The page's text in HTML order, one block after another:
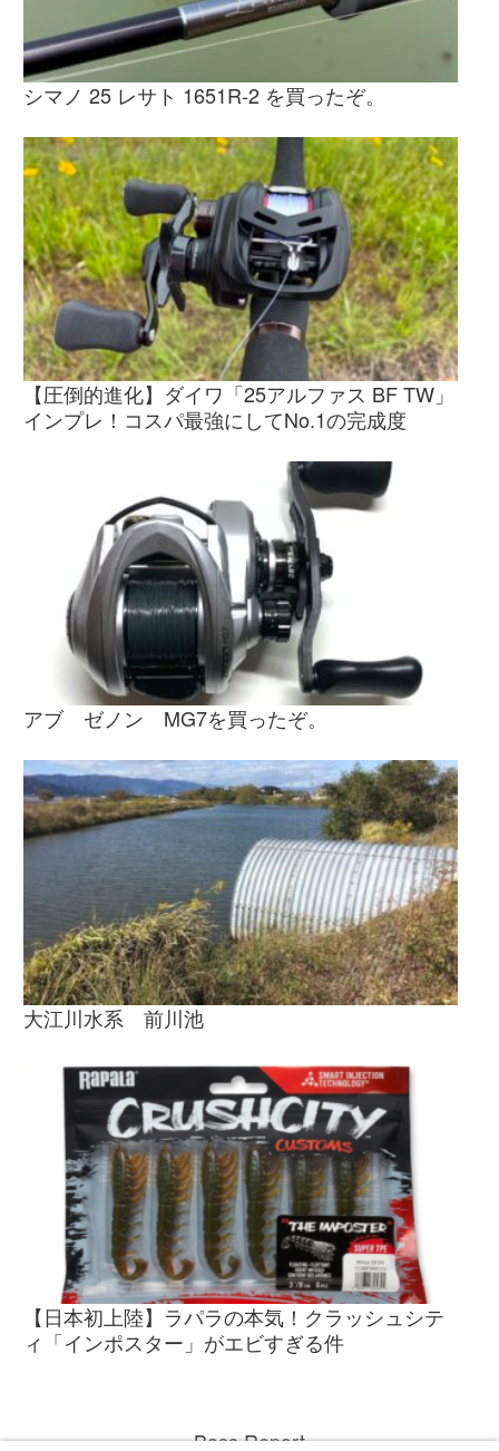
シマノ 25 レサト 1651R-2 を買ったぞ。
【圧倒的進化】ダイワ「25アルファス BF TW」
インプレ！コスパ最強にしてNo.1の完成度
アブ ゼノン MG7を買ったぞ。
大江川水系 前川池
【日本初上陸】ラパラの本気！クラッシュシテ
ィ「インポスター」がエビすぎる件
Bass Report